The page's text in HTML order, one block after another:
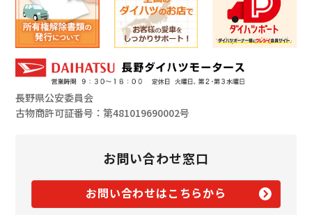
長野県公安委員会
古物商許可証番号：第481019690002号
お問い合わせ窓口
お問い合わせはこちらから